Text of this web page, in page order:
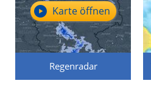
Regenradar
Karte öffnen